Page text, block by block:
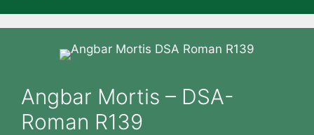
Angbar Mortis – DSA-
Roman R139